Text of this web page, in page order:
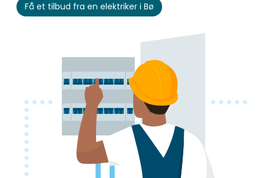
Få et tilbud fra en elektriker i Bø